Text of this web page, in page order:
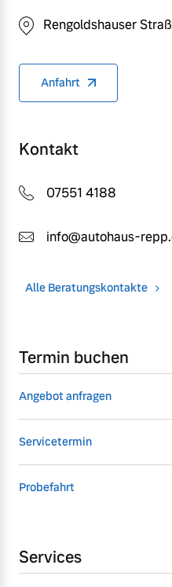
Rengoldshauser
Anfahrt
Kontakt
07551 4188
info@autohaus-
Alle Beratungskontakte
Termin buchen
Angebot anfragen
Servicetermin
Probefahrt
Services